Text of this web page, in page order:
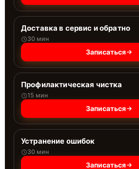
Доставка в сервис и обратно
30 мин
Записаться
Профилактическая чистка
15 мин
Записаться
Устранение ошибок
30 мин
Записаться